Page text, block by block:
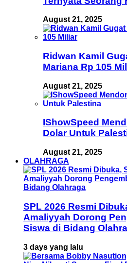
August 21, 2025
Ridwan Kamil
Mariana Rp 105
August 21, 2025
IShowSpeed
Dolar Untuk
August 21, 2025
OLAHRAGA
SPL 2026 Resmi
Amaliyyah Dorong
Siswa di Bidang
3 days yang lalu